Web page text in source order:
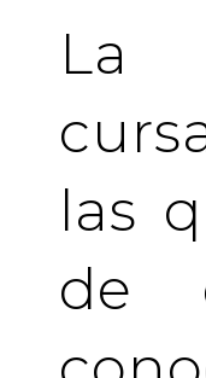
La
las
de